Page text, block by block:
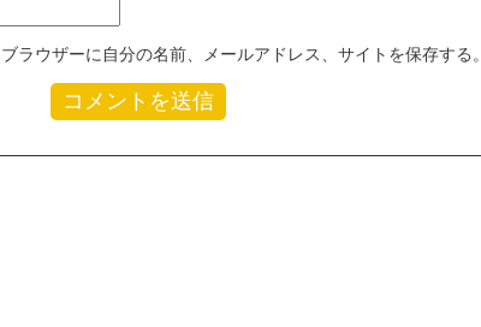
ラウザーに自分の名前、メールアドレス、サイトを保存する。